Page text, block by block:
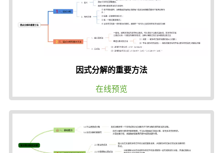
因式分解的重要方法
在线预览